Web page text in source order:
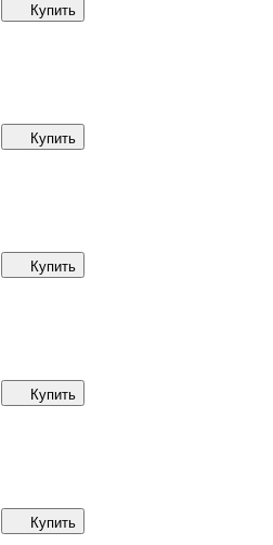
Купить
Купить
Купить
Купить
Купить